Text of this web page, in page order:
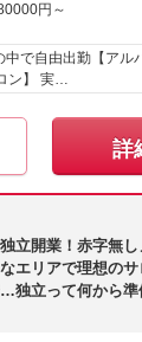
円～
ート-時給1600円～
中で自由出勤【アル
ン】 実…
詳
立開業！赤字無し
エリアで理想のサ
独立って何から